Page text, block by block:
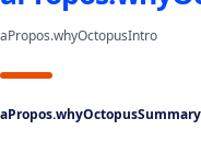
aPropos.whyOctopusIntro
aPropos.whyOctopusSummary